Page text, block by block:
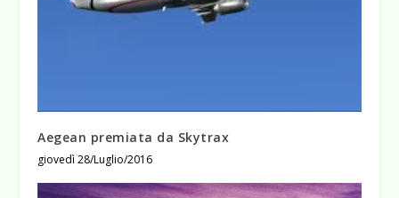
Aegean premiata da Skytrax
giovedì 28/Luglio/2016